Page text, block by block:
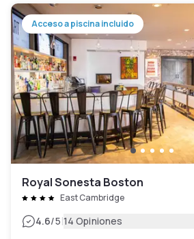
Acceso a piscina incluido
Royal Sonesta Boston
East Cambridge
4.6/5|14 Opiniones